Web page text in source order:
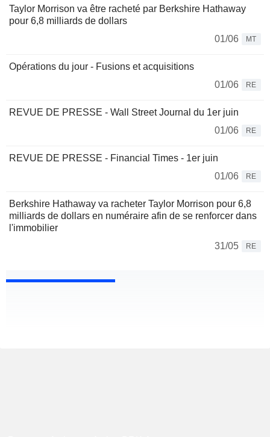
Taylor Morrison va être racheté par Berkshire Hathaway
pour 6,8 milliards de dollars
01/06
MT
Opérations du jour - Fusions et acquisitions
01/06
RE
REVUE DE PRESSE - Wall Street Journal du 1er juin
01/06
RE
REVUE DE PRESSE - Financial Times - 1er juin
01/06
RE
Berkshire Hathaway va racheter Taylor Morrison pour 6,8
milliards de dollars en numéraire afin de se renforcer dans
l'immobilier
31/05
RE